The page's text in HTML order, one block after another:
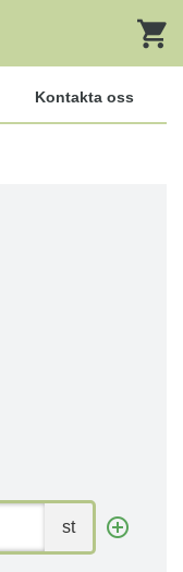
Kontakta oss
st